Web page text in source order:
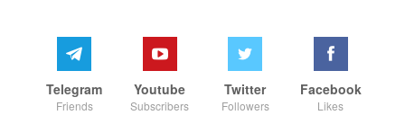
Facebook
Likes
Twitter
Followers
Youtube
Subscribers
Telegram
Friends